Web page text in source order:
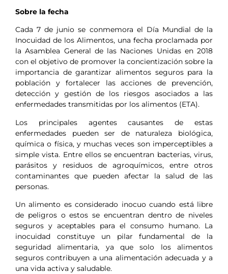
Sobre la fecha
Cada 7 de junio se conmemora el Día Mundial de la
Inocuidad de los Alimentos, una fecha proclamada por
la Asamblea General de las Naciones Unidas en 2018
con el objetivo de promover la concientización sobre la
importancia de garantizar alimentos seguros para la
población y fortalecer las acciones de prevención,
detección y gestión de los riesgos asociados a las
enfermedades transmitidas por los alimentos (ETA).
Los principales agentes causantes de estas
enfermedades pueden ser de naturaleza biológica,
química o física, y muchas veces son imperceptibles a
simple vista. Entre ellos se encuentran bacterias, virus,
parásitos y residuos de agroquímicos, entre otros
contaminantes que pueden afectar la salud de las
personas.
Un alimento es considerado inocuo cuando está libre
de peligros o estos se encuentran dentro de niveles
seguros y aceptables para el consumo humano. La
inocuidad constituye un pilar fundamental de la
seguridad alimentaria, ya que solo los alimentos
seguros contribuyen a una alimentación adecuada y a
una vida activa y saludable.